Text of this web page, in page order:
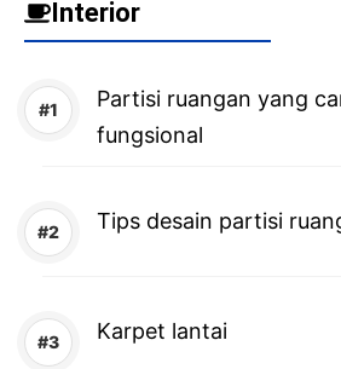
Interior
Partisi ruangan yang
fungsional
Tips desain partisi
Karpet lantai